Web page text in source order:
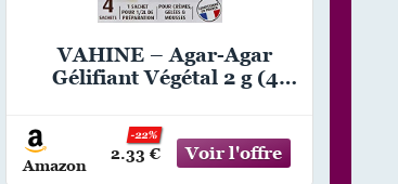
VAHINE – Agar-Agar
Gélifiant Végétal 2 g (4
Amazon
2.33 €
-22%